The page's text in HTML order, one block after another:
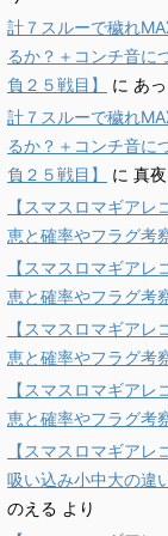
計７スルーで穢れ
るか？＋コンチ音に
負２５戦目】
に あ
計７スルーで穢れ
るか？＋コンチ音に
負２５戦目】
に 真夜
【スマスロマギア
恵と確率やフラグ考
【スマスロマギア
恵と確率やフラグ考
【スマスロマギア
恵と確率やフラグ考
【スマスロマギア
恵と確率やフラグ考
【スマスロマギア
吸い込み小中大の違
のえる より